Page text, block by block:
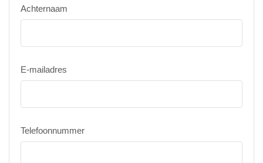
Achternaam
E-mailadres
Telefoonnummer